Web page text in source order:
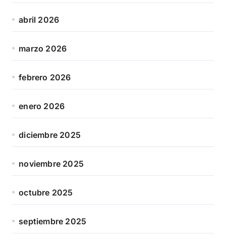
abril 2026
marzo 2026
febrero 2026
enero 2026
diciembre 2025
noviembre 2025
octubre 2025
septiembre 2025